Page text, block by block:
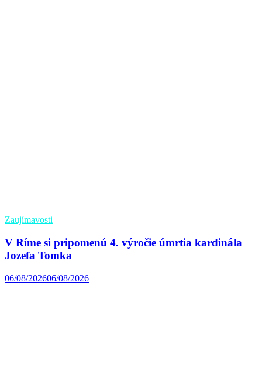
Zaujímavosti
V Ríme si pripomenú 4. výročie úmrtia kardinála
Jozefa Tomka
06/08/202606/08/2026